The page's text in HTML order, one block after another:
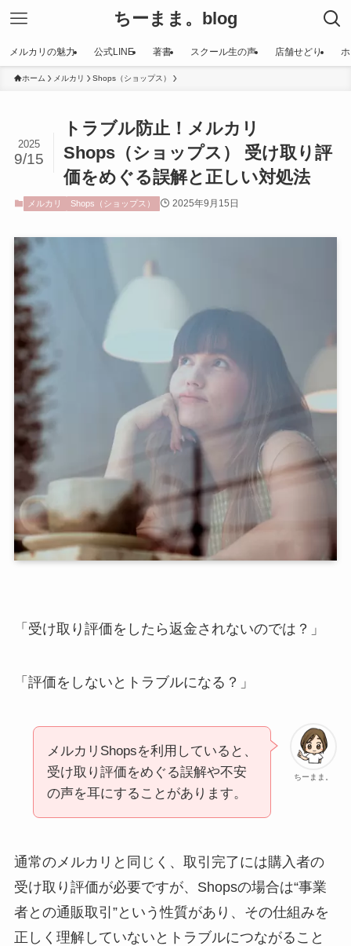
ちーまま。blog
メルカリの魅力 公式LINE 著書 スクール生の声 店舗せどり
ホーム メルカリ Shops（ショップス）
トラブル防止！メルカリ
Shops（ショップス） 受け取り評
価をめぐる誤解と正しい対処法
2025
9/15
メルカリ Shops（ショップス） 2025年9月15日
「受け取り評価をしたら返金されないのでは？」
「評価をしないとトラブルになる？」
ちーまま。
メルカリShopsを利用していると、
受け取り評価をめぐる誤解や不安
の声を耳にすることがあります。
通常のメルカリと同じく、取引完了には購入者の
受け取り評価が必要ですが、Shopsの場合は“事業
者との通販取引”という性質があり、その仕組みを
正しく理解していないとトラブルにつながること